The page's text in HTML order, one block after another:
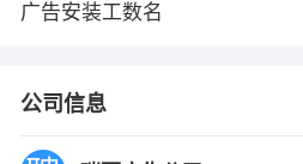
广告安装工数名
公司信息